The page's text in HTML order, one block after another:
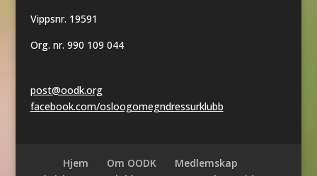
Vippsnr. 19591
Org. nr. 990 109 044
post@oodk.org
facebook.com/osloogomegndressurklubb
Hjem Om OODK
Medlemskap